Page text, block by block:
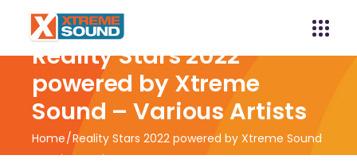
Reality Stars 2022
powered by Xtreme
Sound – Various Artists
Home Reality Stars 2022 powered by Xtreme Sound
– Various Artists